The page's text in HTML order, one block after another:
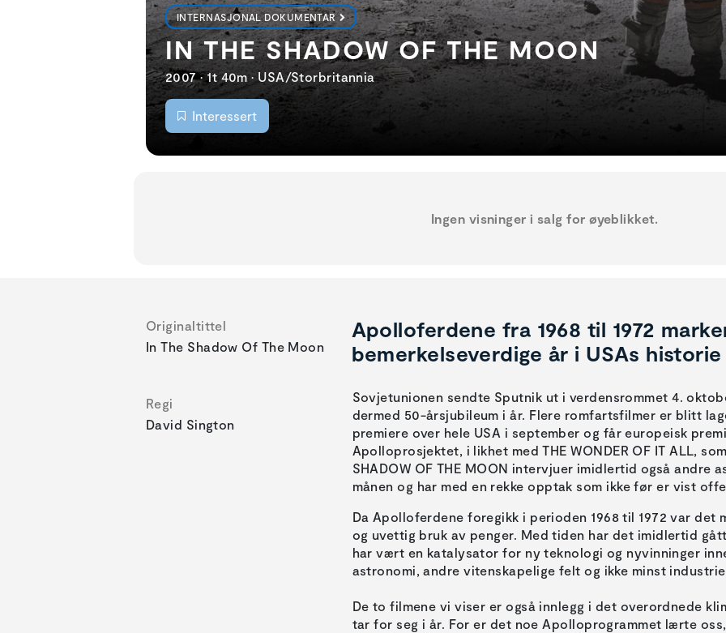
INTERNASJONAL DOKUMENTAR
IN THE SHADOW OF THE MOON
2007 • 1t 40m • USA/Storbritannia
Interessert
Ingen visninger i salg for øyeblikket.
Originaltittel
In The Shadow Of The Moon
Regi
David Sington
Apolloferdene fra 1968 til 1972
bemerkelseverdige år i USAs historie
Sovjetunionen sendte Sputnik ut i verdensrommet 4.
dermed 50-årsjubileum i år. Flere romfartsfilmer er blitt
premiere over hele USA i september og får europeisk
Apolloprosjektet, i likhet med THE WONDER OF IT ALL,
SHADOW OF THE MOON intervjuer imidlertid også andre
månen og har med en rekke opptak som ikke før er vist
Da Apolloferdene foregikk i perioden 1968 til 1972 var det
og uvettig bruk av penger. Med tiden har det imidlertid
har vært en katalysator for ny teknologi og nyvinninger
astronomi, andre vitenskapelige felt og ikke minst
De to filmene vi viser er også innlegg i det overordnede
tar for seg i år. For er det noe Apolloprogrammet lærte